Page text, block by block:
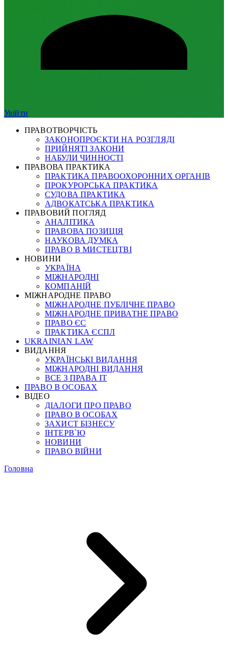
Увійти
ПРАВОТВОРЧІСТЬ
ЗАКОНОПРОЄКТИ НА РОЗГЛЯДІ
ПРИЙНЯТІ ЗАКОНИ
НАБУЛИ ЧИННОСТІ
ПРАВОВА ПРАКТИКА
ПРАКТИКА ПРАВООХОРОННИХ ОРГАНІВ
ПРОКУРОРСЬКА ПРАКТИКА
СУДОВА ПРАКТИКА
АДВОКАТСЬКА ПРАКТИКА
ПРАВОВИЙ ПОГЛЯД
АНАЛІТИКА
ПРАВОВА ПОЗИЦІЯ
НАУКОВА ДУМКА
ПРАВО В МИСТЕЦТВІ
НОВИНИ
УКРАЇНА
МІЖНАРОДНІ
КОМПАНІЙ
МІЖНАРОДНЕ ПРАВО
МІЖНАРОДНЕ ПУБЛІЧНЕ ПРАВО
МІЖНАРОДНЕ ПРИВАТНЕ ПРАВО
ПРАВО ЄС
ПРАКТИКА ЄСПЛ
UKRAINIAN LAW
ВИДАННЯ
УКРАЇНСЬКІ ВИДАННЯ
МІЖНАРОДНІ ВИДАННЯ
ВСЕ З ПРАВА ІТ
ПРАВО В ОСОБАХ
ВІДЕО
ДІАЛОГИ ПРО ПРАВО
ПРАВО В ОСОБАХ
ЗАХИСТ БІЗНЕСУ
ІНТЕРВ`Ю
НОВИНИ
ПРАВО ВІЙНИ
Головна